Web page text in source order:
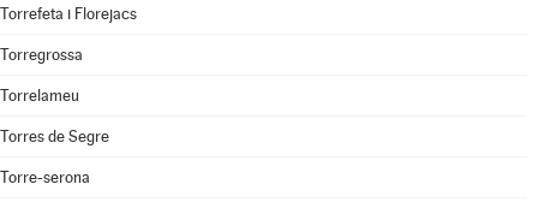
Torrefeta i Florejacs
Torregrossa
Torrelameu
Torres de Segre
Torre-serona